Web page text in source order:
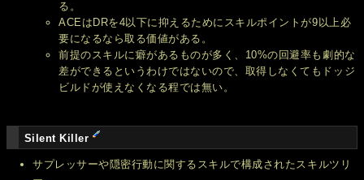
る。
ACEはDRを4以下に抑えるためにスキルポイントが9以上必
要になるなら取る価値がある。
前提のスキルに癖があるものが多く、10%の回避率も劇的な
差ができるというわけではないので、取得しなくてもドッジ
ビルドが使えなくなる程では無い。
Silent Killer
サプレッサーや隠密行動に関するスキルで構成されたスキルツリ